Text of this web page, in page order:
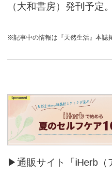
（大和書房）発刊予定。
※記事中の情報は『天然生活』本誌
▶通販サイト「iHerb（